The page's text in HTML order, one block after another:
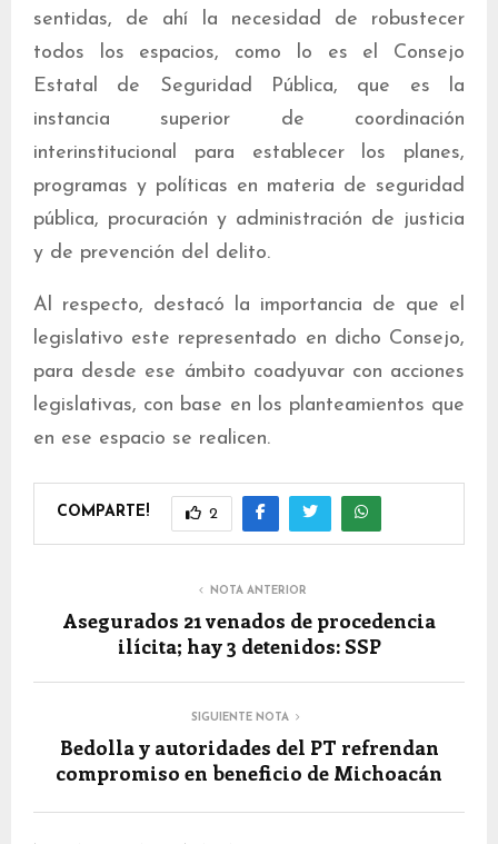
sentidas, de ahí la necesidad de robustecer
todos los espacios, como lo es el Consejo
Estatal de Seguridad Pública, que es la
instancia superior de coordinación
interinstitucional para establecer los planes,
programas y políticas en materia de seguridad
pública, procuración y administración de justicia
y de prevención del delito.
Al respecto, destacó la importancia de que el
legislativo este representado en dicho Consejo,
para desde ese ámbito coadyuvar con acciones
legislativas, con base en los planteamientos que
en ese espacio se realicen.
COMPARTE! 2
NOTA ANTERIOR
Asegurados 21 venados de procedencia
ilícita; hay 3 detenidos: SSP
SIGUIENTE NOTA
Bedolla y autoridades del PT refrendan
compromiso en beneficio de Michoacán